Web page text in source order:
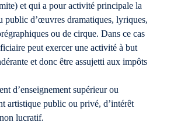
et qui a pour activité principale la
public d’œuvres dramatiques, lyriques,
ou de cirque. Dans ce cas
peut exercer une activité à but
et donc être assujetti aux impôts
d’enseignement supérieur ou
artistique public ou privé, d’intérêt
lucratif.